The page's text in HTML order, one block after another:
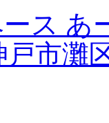
ス あ
戸市灘